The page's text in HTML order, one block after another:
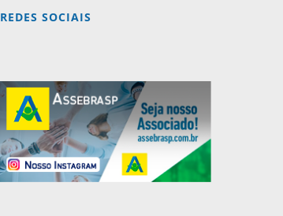
REDES SOCIAIS